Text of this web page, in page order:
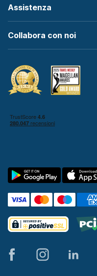
Assistenza
Collabora con noi